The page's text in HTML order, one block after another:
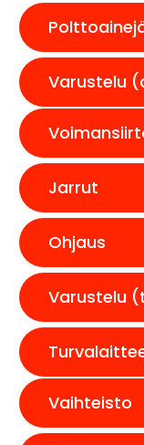
Varustelu
Jarrut
Ohjaus
Varustelu
Vaihteisto